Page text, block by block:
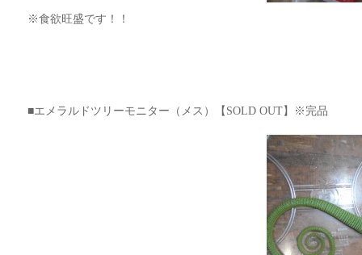
※食欲旺盛です！！
■エメラルドツリーモニター（メス）【SOLD OUT】※完品